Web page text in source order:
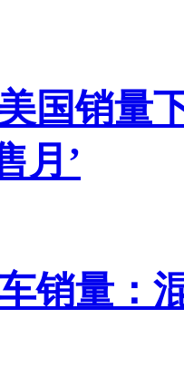
国销量
月’
销量：